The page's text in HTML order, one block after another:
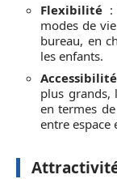
Flexibilité :
modes de
bureau, en
les enfants.
plus grands,
en termes
entre espace